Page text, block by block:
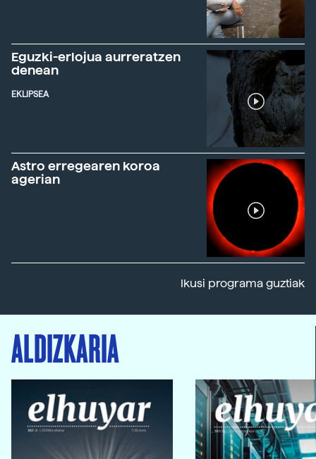
Eguzki-erlojua aurreratzen
denean
EKLIPSEA
Astro erregearen koroa
agerian
Ikusi programa guztiak
ALDIZKARIA